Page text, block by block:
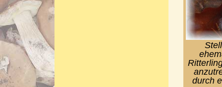
durch